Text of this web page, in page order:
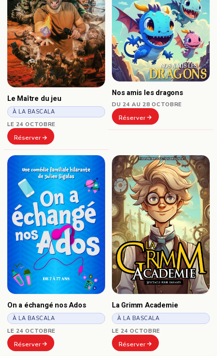
Le Maître du jeu
À LA BASCALA
LE 24 OCTOBRE
Réserver
Nos amis les dragons
DU 24 AU 28 OCTOBRE
Réserver
On a échangé nos Ados
À LA BASCALA
LE 24 OCTOBRE
Réserver
La Grimm Academie
À LA BASCALA
LE 24 OCTOBRE
Réserver